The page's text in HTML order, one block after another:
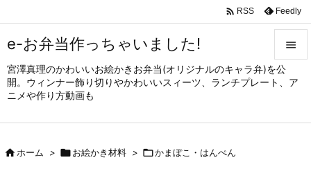
e-お弁当作っちゃいました!
宮澤真理のかわいいお絵かきお弁当(オリジナルのキャラ弁)を公
開。ウィンナー飾り切りやかわいいスィーツ、ランチプレート、ア
ニメや作り方動画も


メニュ
サイド
 RSS Feedly
ホーム > お絵かき材料 > かまぼこ・はんぺん